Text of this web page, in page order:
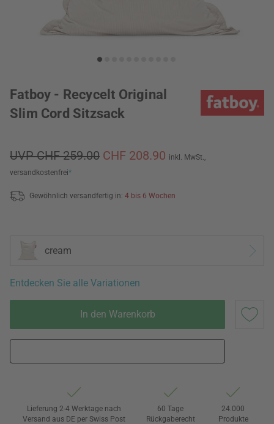
Fatboy - Recycelt Original
Slim Cord Sitzsack
UVP CHF 259.00 CHF 208.90 inkl. MwSt.,
versandkostenfrei*
Gewöhnlich versandfertig in: 4 bis 6 Wochen
cream
Entdecken Sie alle Variationen
In den Warenkorb
Lieferung 2-4 Werktage nach
Versand aus DE per Swiss Post
60 Tage
Rückgaberecht
24.000
Produkte